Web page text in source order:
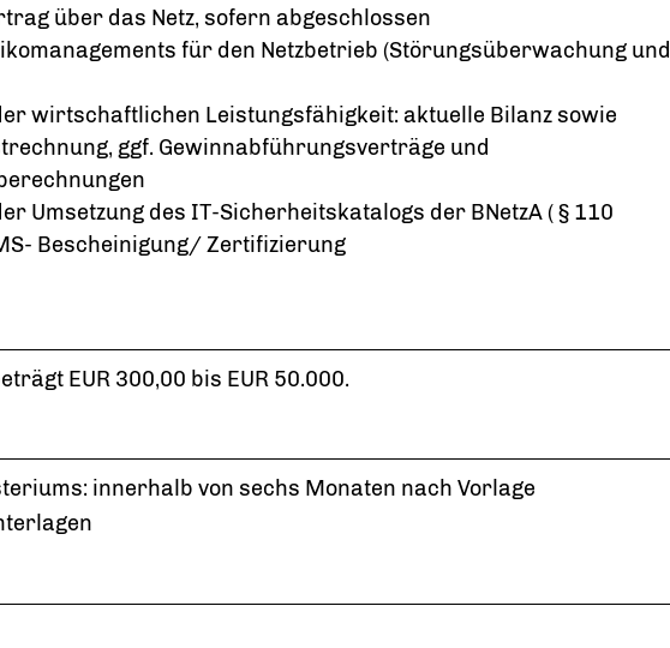
über das Netz, sofern abgeschlossen
für den Netzbetrieb (Störungsüberwachung und
wirtschaftlichen Leistungsfähigkeit: aktuelle Bilanz sowie
ggf. Gewinnabführungsverträge und
Umsetzung des IT-Sicherheitskatalogs der BNetzA ( § 110
Bescheinigung/ Zertifizierung
EUR 300,00 bis EUR 50.000.
innerhalb von sechs Monaten nach Vorlage